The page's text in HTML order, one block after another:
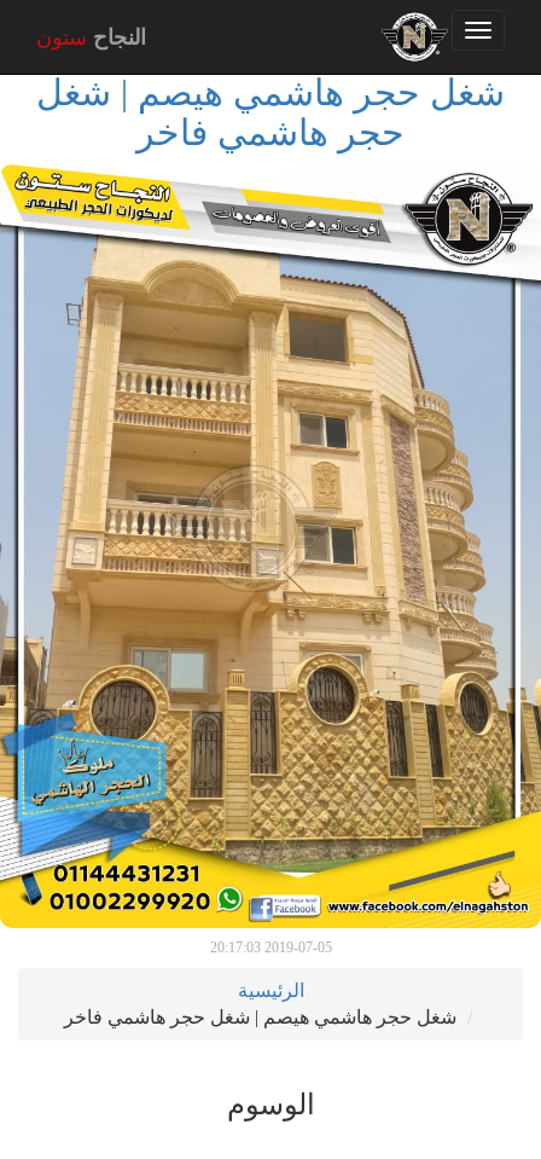
Toggle
navigation
النجاح ستون
شغل حجر هاشمي هيصم | شغل
حجر هاشمي فاخر
2019-07-05 20:17:03
الرئيسية
شغل حجر هاشمي هيصم | شغل حجر هاشمي فاخر
الوسوم